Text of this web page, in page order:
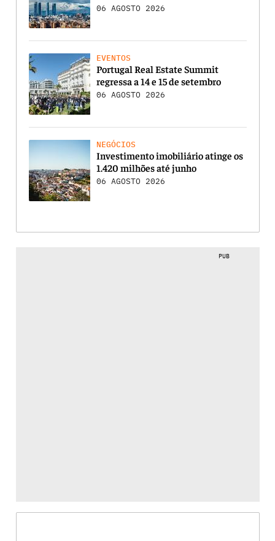
06 AGOSTO 2026
EVENTOS
Portugal Real Estate Summit
regressa a 14 e 15 de setembro
06 AGOSTO 2026
NEGÓCIOS
Investimento imobiliário atinge os
1.420 milhões até junho
06 AGOSTO 2026
PUB